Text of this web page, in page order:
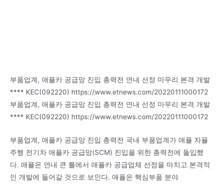
부품업계, 애플카 공급망 진입 총력전 연내 선정 마무리 본격 개발
**** KEC(092220) https://www.etnews.com/20220111000172
부품업계, 애플카 공급망 진입 총력전 연내 선정 마무리 본격 개발
**** KEC(092220) https://www.etnews.com/20220111000172
부품업계, 애플카 공급망 진입 총력전 국내 부품업계가 애플 자율
주행 전기차 애플카 공급망(SCM) 진입을 위한 총력전에 돌입했
다. 애플은 연내 큰 틀에서 애플카 공급업체 선정을 마치고 본격적
인 개발에 들어갈 것으로 보인다. 애플은 핵심부품 분야